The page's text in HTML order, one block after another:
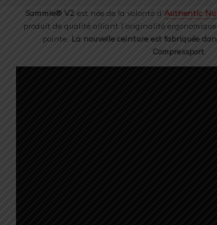
Sammie® V2 est née de la volonté d’Authentic
produit de qualité alliant l’originalité ergonomique
pointe. La nouvelle ceinture est fabriquée
Compressport.